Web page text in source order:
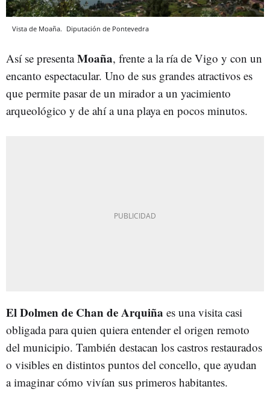
Vista de Moaña. Diputación de Pontevedra
Así se presentaMoaña, frente a la ría de Vigo y con un
encanto espectacular. Uno de sus grandes atractivos es
que permite pasar de un mirador a un yacimiento
arqueológico y de ahí a una playa en pocos minutos.
El Dolmen de Chan de Arquiña es una visita casi
obligada para quien quiera entender el origen remoto
del municipio. También destacan los castros restaurados
o visibles en distintos puntos del concello, que ayudan
a imaginar cómo vivían sus primeros habitantes.